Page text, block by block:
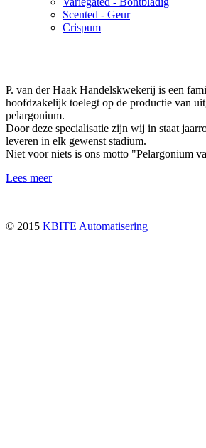
Scented - Geur
Crispum
P. van der Haak Handelskwekerij is een
hoofdzakelijk toelegt op de productie van
pelargonium.
Door deze specialisatie zijn wij in staat
leveren in elk gewenst stadium.
Niet voor niets is ons motto "Pelargonium
Lees meer
© 2015 KBITE Automatisering